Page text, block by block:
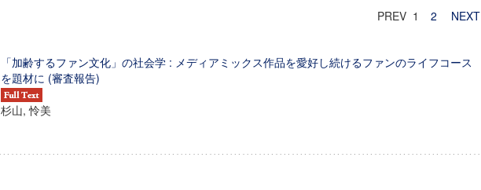
PREV 1 2 NEXT
「加齢するファン文化」の社会学 : メディアミックス作品を愛好し続けるファンのライフコース
を題材に (審査報告)
杉山, 怜美